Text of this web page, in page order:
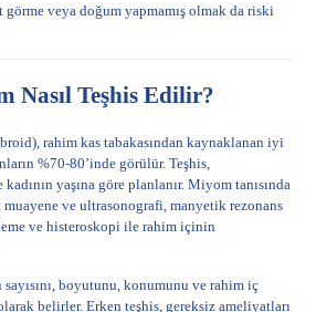
görme veya doğum yapmamış olmak da riski
Nasıl Teşhis Edilir?
rahim kas tabakasından kaynaklanan iyi
%70-80’inde görülür. Teşhis,
yaşına göre planlanır. Miyom tanısında
ve ultrasonografi, manyetik rezonans
ve histeroskopi ile rahim içinin
boyutunu, konumunu ve rahim iç
belirler. Erken teşhis, gereksiz ameliyatları